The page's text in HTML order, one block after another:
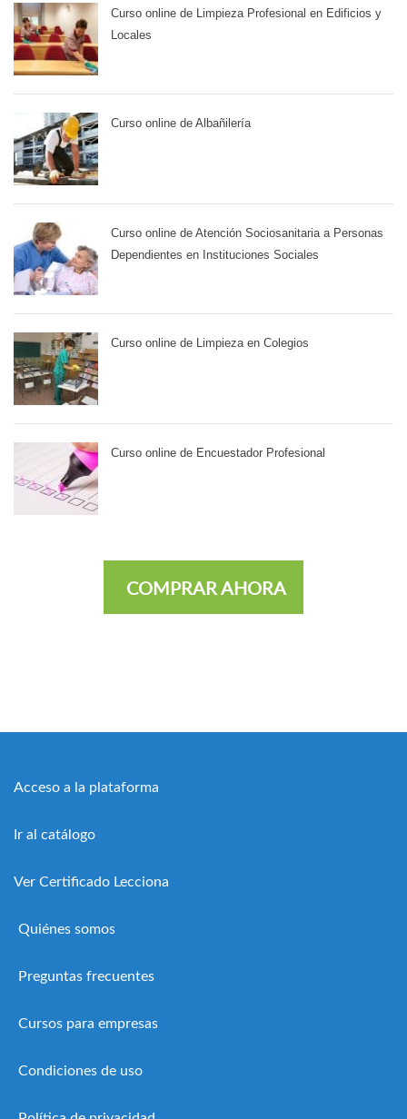
Curso online de Limpieza Profesional en Edificios y
Locales
Curso online de Albañilería
Curso online de Atención Sociosanitaria a Personas
Dependientes en Instituciones Sociales
Curso online de Limpieza en Colegios
Curso online de Encuestador Profesional
COMPRAR AHORA
Acceso a la plataforma
Ir al catálogo
Ver Certificado Lecciona
Quiénes somos
Preguntas frecuentes
Cursos para empresas
Condiciones de uso